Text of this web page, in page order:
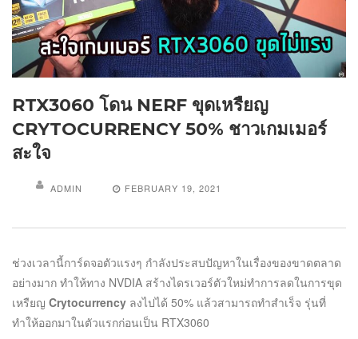
RTX3060 โดน NERF ขุดเหรืยญ
CRYTOCURRENCY 50% ชาวเกมเมอร์
สะใจ
ADMIN FEBRUARY 19, 2021
ช่วงเวลานี้การ์ดจอตัวแรงๆ กำลังประสบปัญหาในเรื่องของขาดตลาด
อย่างมาก ทำให้ทาง NVDIA สร้างไดรเวอร์ตัวใหม่ทำการลดในการขุด
เหรืยญ Crytocurrency ลงไปได้ 50% แล้วสามารถทำสำเร็จ รุ่นที่
ทำให้ออกมาในตัวแรกก่อนเป็น RTX3060